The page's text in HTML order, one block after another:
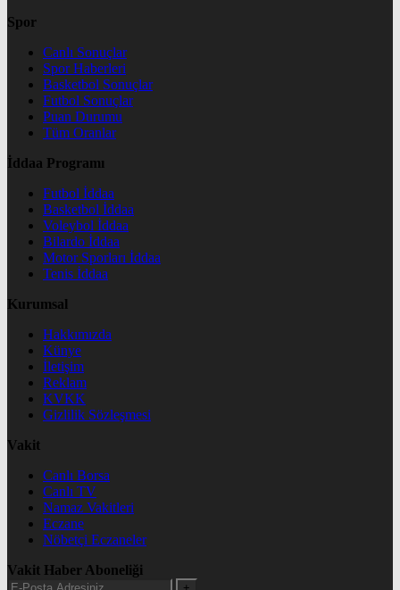
Spor
Canlı Sonuçlar
Spor Haberleri
Basketbol Sonuçlar
Futbol Sonuçlar
Puan Durumu
Tüm Oranlar
İddaa Programı
Futbol İddaa
Basketbol İddaa
Voleybol İddaa
Bilardo İddaa
Motor Sporları İddaa
Tenis İddaa
Kurumsal
Hakkımızda
Künye
İletişim
Reklam
KVKK
Gizlilik Sözleşmesi
Vakit
Canlı Borsa
Canlı TV
Namaz Vakitleri
Eczane
Nöbetçi Eczaneler
Vakit Haber Aboneliği